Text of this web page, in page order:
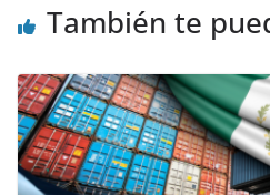
También te